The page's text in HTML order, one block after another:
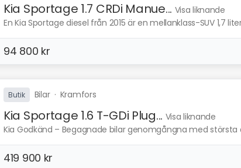
Kia Sportage 1.7 CRDi Manue... Visa liknande
En Kia Sportage diesel från 2015 är en mellanklass-SUV 1,7
94 800 kr
Butik Bilar· Kramfors
Kia Sportage 1.6 T-GDi Plug... Visa liknande
Kia Godkänd – Begagnade bilar genomgångna med största
419 900 kr